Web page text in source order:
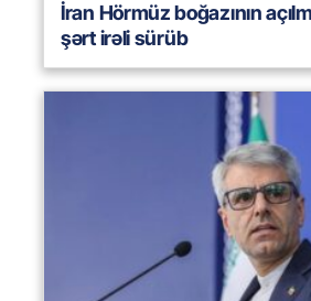
İran Hörmüz boğazının
şərt irəli sürüb